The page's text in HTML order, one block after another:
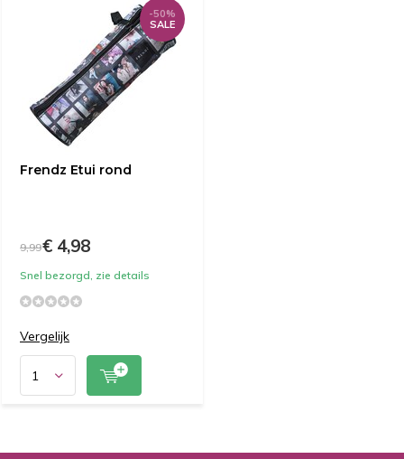
Frendz Etui rond
-50%
SALE
9,99€ 4,98
Snel bezorgd, zie details
Vergelijk